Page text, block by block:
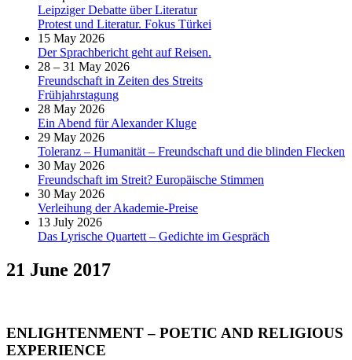
Leipziger Debatte über Literatur
Protest und Literatur. Fokus Türkei
15 May 2026
Der Sprachbericht geht auf Reisen.
28 – 31 May 2026
Freundschaft in Zeiten des Streits
Frühjahrstagung
28 May 2026
Ein Abend für Alexander Kluge
29 May 2026
Toleranz – Humanität – Freundschaft und die blinden Flecken
30 May 2026
Freundschaft im Streit? Europäische Stimmen
30 May 2026
Verleihung der Akademie-Preise
13 July 2026
Das Lyrische Quartett – Gedichte im Gespräch
21 June 2017
ENLIGHTENMENT – POETIC AND RELIGIOUS
EXPERIENCE